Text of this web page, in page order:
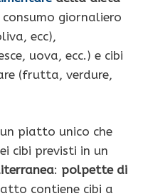
consumo giornaliero
ecc),
uova, ecc.) e cibi
(frutta, verdure,
piatto unico che
cibi previsti in un
: polpette di
contiene cibi a